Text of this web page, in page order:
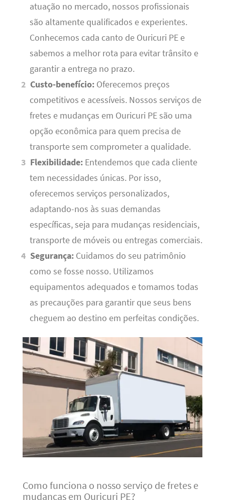
atuação no mercado, nossos profissionais
são altamente qualificados e experientes.
Conhecemos cada canto de Ouricuri PE e
sabemos a melhor rota para evitar trânsito e
garantir a entrega no prazo.
Custo-benefício: Oferecemos preços
competitivos e acessíveis. Nossos serviços de
fretes e mudanças em Ouricuri PE são uma
opção econômica para quem precisa de
transporte sem comprometer a qualidade.
Flexibilidade: Entendemos que cada cliente
tem necessidades únicas. Por isso,
oferecemos serviços personalizados,
adaptando-nos às suas demandas
específicas, seja para mudanças residenciais,
transporte de móveis ou entregas comerciais.
Segurança: Cuidamos do seu patrimônio
como se fosse nosso. Utilizamos
equipamentos adequados e tomamos todas
as precauções para garantir que seus bens
cheguem ao destino em perfeitas condições.
Como funciona o nosso serviço de fretes e
mudanças em Ouricuri PE?